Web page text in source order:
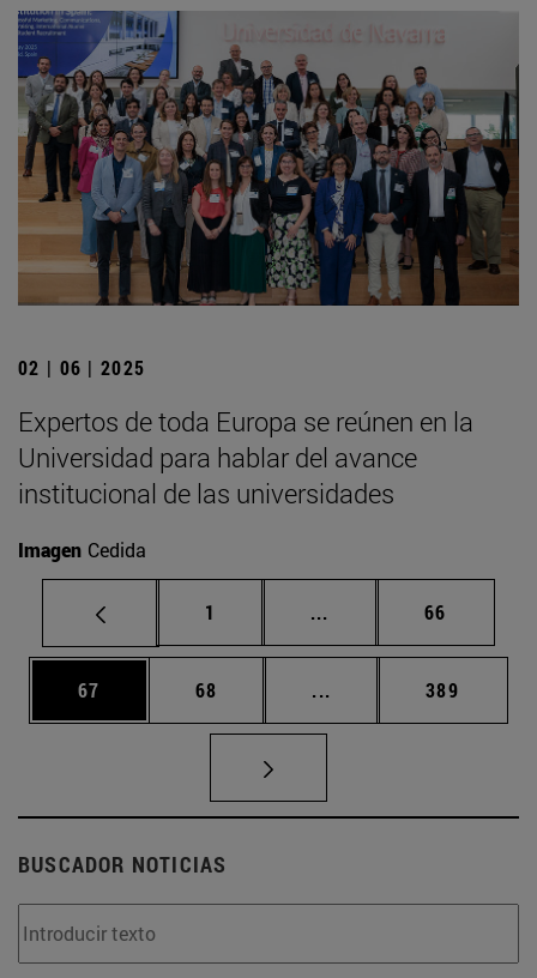
02 | 06 | 2025
Expertos de toda Europa se reúnen en la
Universidad para hablar del avance
institucional de las universidades
Imagen Cedida
Página
1 ... Páginas intermedias
Página
66
Página
67 Página
68 ... Páginas intermedias
Página
389
BUSCADOR NOTICIAS